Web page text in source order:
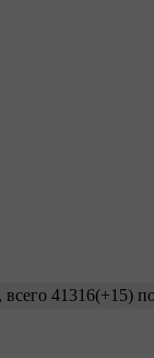
41316(+15)